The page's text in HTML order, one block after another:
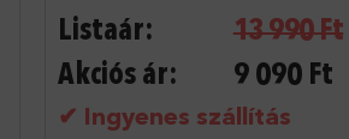
Listaár: 13 990Ft
Akciós ár:
9 090Ft
✔ Ingyenes szállítás